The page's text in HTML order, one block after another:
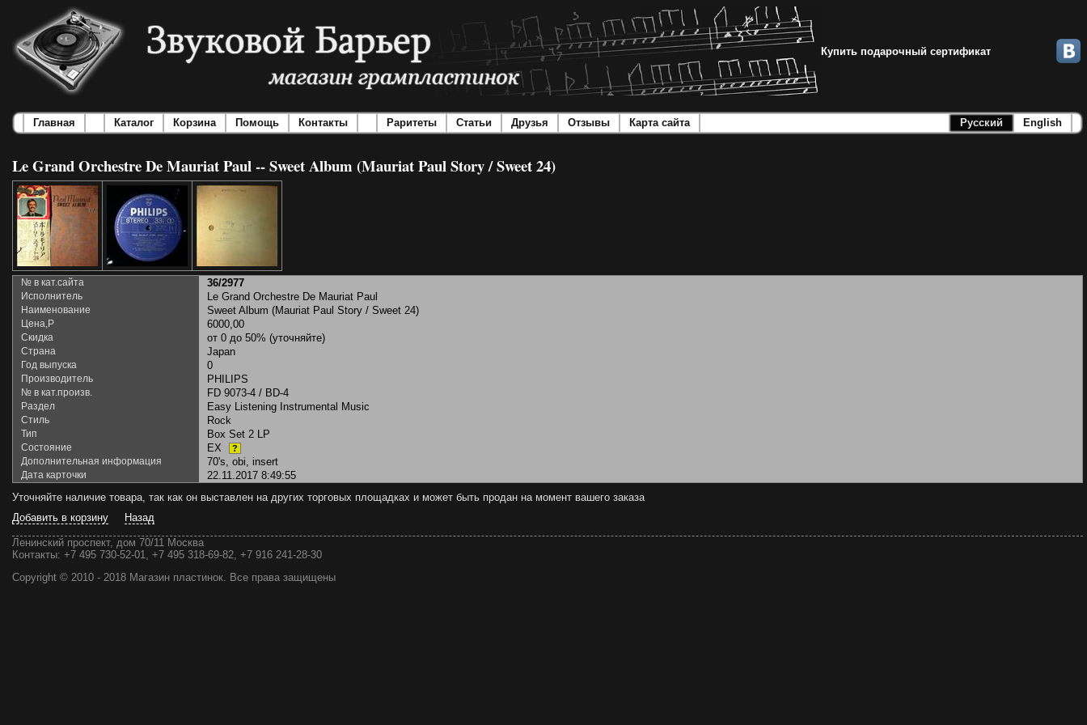
Купить подарочный сертификат
Главная Каталог Корзина Помощь Контакты Раритеты Статьи Друзья Отзывы Карта сайта Русский English
Le Grand Orchestre De Mauriat Paul -- Sweet Album (Mauriat Paul Story / Sweet 24)
№ в кат.сайта 36/2977
Исполнитель Le Grand Orchestre De Mauriat Paul
Наименование Sweet Album (Mauriat Paul Story / Sweet 24)
Цена,Р 6000,00
Скидка от 0 до 50% (уточняйте)
Страна Japan
Год выпуска 0
Производитель PHILIPS
№ в кат.произв. FD 9073-4 / BD-4
Раздел Easy Listening Instrumental Music
Стиль Rock
Тип Box Set 2 LP
Состояние EX ?
Дополнительная информация 70's, obi, insert
Дата карточки
22.11.2017 8:49:55
Уточняйте наличие товара, так как он выставлен на других торговых площадках и может быть продан на момент вашего заказа
Добавить в корзину
Назад
Ленинский проспект, дом 70/11 Москва
Контакты: +7 495 730-52-01, +7 495 318-69-82, +7 916 241-28-30
Copyright © 2010 - 2018 Магазин пластинок. Все права защищены